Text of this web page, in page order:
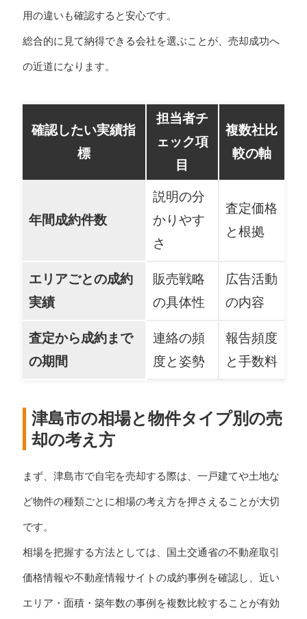
用の違いも確認すると安心です。
総合的に見て納得できる会社を選ぶことが、売却成功へ
の近道になります。
確認したい実績指
標
担当者チ
ェック項
目
複数社比
較の軸
年間成約件数
説明の分
かりやす
さ
査定価格
と根拠
エリアごとの成約
実績
販売戦略
の具体性
広告活動
の内容
査定から成約まで
の期間
連絡の頻
度と姿勢
報告頻度
と手数料
津島市の相場と物件タイプ別の売
却の考え方
まず、津島市で自宅を売却する際は、一戸建てや土地な
ど物件の種類ごとに相場の考え方を押さえることが大切
です。
相場を把握する方法としては、国土交通省の不動産取引
価格情報や不動産情報サイトの成約事例を確認し、近い
エリア・面積・築年数の事例を複数比較することが有効